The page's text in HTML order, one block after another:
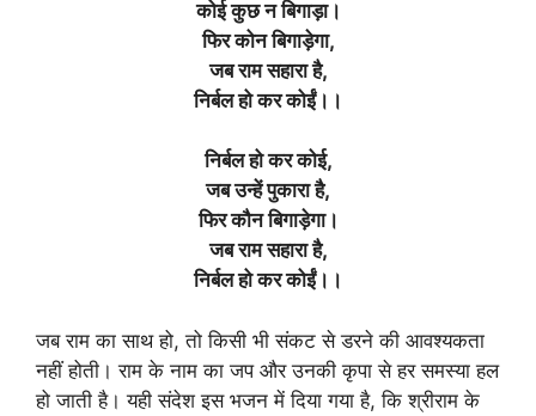
कोई कुछ न बिगाड़ा।
फिर कोन बिगाड़ेगा,
जब राम सहारा है,
निर्बल हो कर कोईं।।
निर्बल हो कर कोई,
जब उन्हें पुकारा है,
फिर कौन बिगाड़ेगा।
जब राम सहारा है,
निर्बल हो कर कोईं।।
जब राम का साथ हो, तो किसी भी संकट से डरने की आवश्यकता
नहीं होती। राम के नाम का जप और उनकी कृपा से हर समस्या हल
हो जाती है। यही संदेश इस भजन में दिया गया है, कि श्रीराम के